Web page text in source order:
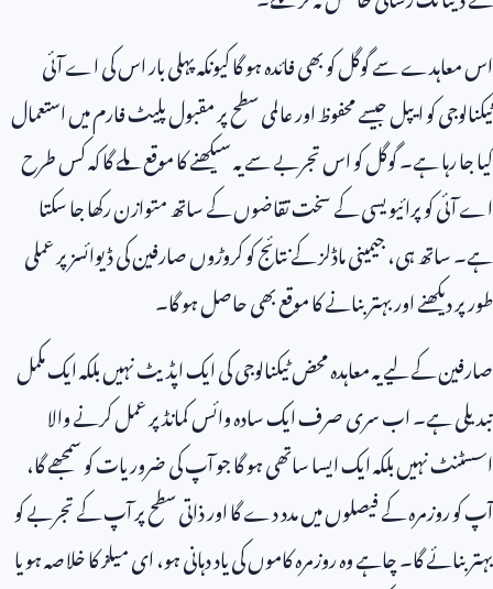
اس معاہدے سے گوگل کو بھی فائدہ ہو گا کیونکہ پہلی بار اس کی اے آئی
ٹیکنالوجی کو ایپل جیسے محفوظ اور عالمی سطح پر مقبول پلیٹ فارم میں استعمال
کیا جا رہا ہے۔ گوگل کو اس تجربے سے یہ سیکھنے کا موقع ملے گا کہ کس طرح
اے آئی کو پرائیویسی کے سخت تقاضوں کے ساتھ متوازن رکھا جا سکتا
ہے۔ ساتھ ہی، جیمینی ماڈلز کے نتائج کو کروڑوں صارفین کی ڈیوائسز پر عملی
طور پر دیکھنے اور بہتر بنانے کا موقع بھی حاصل ہو گا۔
صارفین کے لیے یہ معاہدہ محض ٹیکنالوجی کی ایک اپڈیٹ نہیں بلکہ ایک مکمل
تبدیلی ہے۔ اب سری صرف ایک سادہ وائس کمانڈ پر عمل کرنے والا
اسسٹنٹ نہیں بلکہ ایک ایسا ساتھی ہو گا جو آپ کی ضروریات کو سمجھے گا،
آپ کو روزمرہ کے فیصلوں میں مدد دے گا اور ذاتی سطح پر آپ کے تجربے کو
بہتر بنائے گا۔ چاہے وہ روزمرہ کاموں کی یاد دہانی ہو، ای میلز کا خلاصہ ہو یا